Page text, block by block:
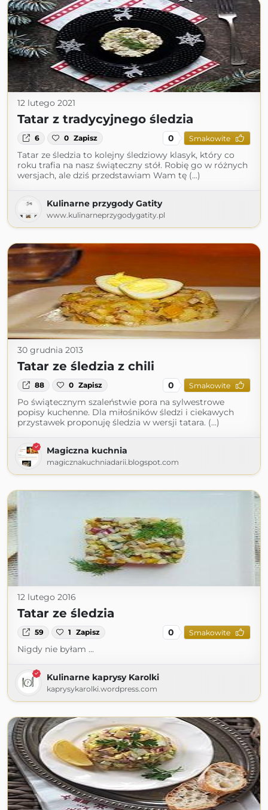
12 lutego 2021
Tatar z tradycyjnego śledzia
6 0 Zapisz 0 Smakowite
Tatar ze śledzia to kolejny śledziowy klasyk, który co
roku trafia na nasz świąteczny stół. Robię go w różnych
wersjach, ale dziś przedstawiam Wam tę (...)
Kulinarne przygody Gatity
www.kulinarneprzygodygatity.pl
30 grudnia 2013
Tatar ze śledzia z chili
88 0 Zapisz 0 Smakowite
Po świątecznym szaleństwie pora na sylwestrowe
popisy kuchenne. Dla miłośników śledzi i ciekawych
przystawek proponuję śledzia w wersji tatara. (...)
Magiczna kuchnia
magicznakuchniadarii.blogspot.com
12 lutego 2016
Tatar ze śledzia
59 1 Zapisz 0 Smakowite
Nigdy nie byłam ...
Kulinarne kaprysy Karolki
kaprysykarolki.wordpress.com